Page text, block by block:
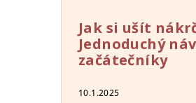
Jak si ušít
Jednoduchý
začátečníky
10.1.2025